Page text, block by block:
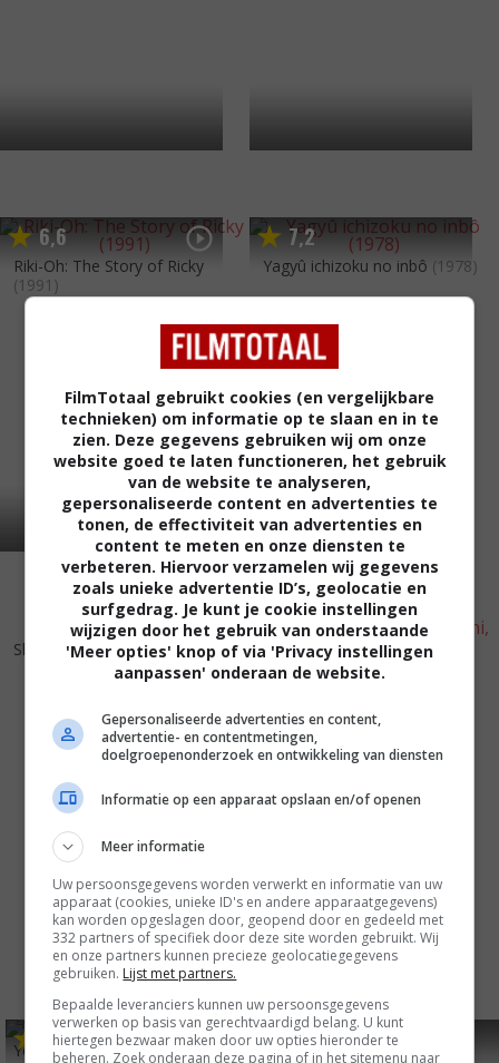
6,6
Riki-Oh: The Story of Ricky
(1991)
7,2
Yagyû ichizoku no inbô (1978)
6,4
Shui hu zhuan (1972) 5,9
Esercito di cinque uomini, Un
(1969)
6,5
You Only Live Twice (1967) 6,4
The 7th Dawn (1964)
FilmTotaal gebruikt cookies (en vergelijkbare
technieken) om informatie op te slaan en in te
zien. Deze gegevens gebruiken wij om onze
website goed te laten functioneren, het gebruik
van de website te analyseren,
gepersonaliseerde content en advertenties te
tonen, de effectiviteit van advertenties en
content te meten en onze diensten te
verbeteren. Hiervoor verzamelen wij gegevens
zoals unieke advertentie ID’s, geolocatie en
surfgedrag. Je kunt je cookie instellingen
wijzigen door het gebruik van onderstaande
'Meer opties' knop of via 'Privacy instellingen
aanpassen' onderaan de website.
Gepersonaliseerde advertenties en content,
advertentie- en contentmetingen,
doelgroepenonderzoek en ontwikkeling van diensten
Informatie op een apparaat opslaan en/of openen
Meer informatie
Uw persoonsgegevens worden verwerkt en informatie van uw
apparaat (cookies, unieke ID's en andere apparaatgegevens)
kan worden opgeslagen door, geopend door en gedeeld met
332 partners of specifiek door deze site worden gebruikt. Wij
en onze partners kunnen precieze geolocatiegegevens
gebruiken. Lijst met partners.
Bepaalde leveranciers kunnen uw persoonsgegevens
verwerken op basis van gerechtvaardigd belang. U kunt
hiertegen bezwaar maken door uw opties hieronder te
beheren. Zoek onderaan deze pagina of in het sitemenu naar